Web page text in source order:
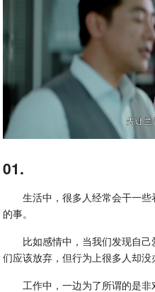
01.
生活中，很多人经常会干一
的事。
比如感情中，当我们发现自
们应该放弃，但行为上很多人却没
工作中，一边为了所谓的是